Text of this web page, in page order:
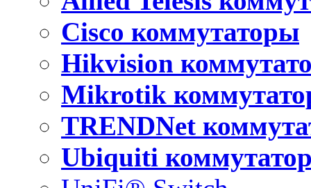
Cisco коммутаторы
Hikvision
Mikrotik
TRENDNet
Ubiquiti